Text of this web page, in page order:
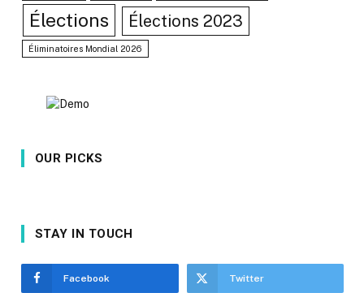
Élections Élections 2023
Éliminatoires Mondial 2026
OUR PICKS
STAY IN TOUCH
Facebook Twitter